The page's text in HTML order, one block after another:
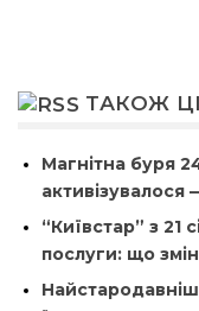
ТАКОЖ
Магнітна буря
активізувалося
“Київстар” з 21
послуги: що